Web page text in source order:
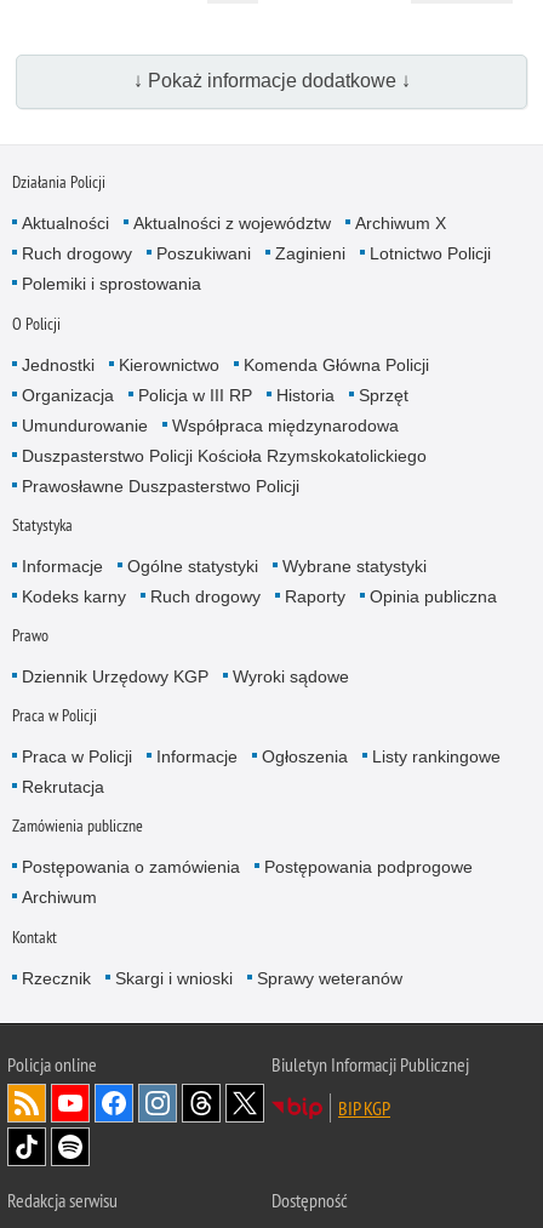
↓ Pokaż informacje dodatkowe ↓
Działania Policji
Aktualności Aktualności z województw
Archiwum X
Ruch drogowy
Poszukiwani Zaginieni
Lotnictwo Policji
Polemiki i sprostowania
O Policji
Jednostki Kierownictwo
Komenda Główna Policji
Organizacja
Policja w III RP Historia
Sprzęt
Umundurowanie
Współpraca międzynarodowa
Duszpasterstwo Policji Kościoła Rzymskokatolickiego
Prawosławne Duszpasterstwo Policji
Statystyka
Informacje Ogólne statystyki
Wybrane statystyki
Kodeks karny
Ruch drogowy Raporty Opinia publiczna
Prawo
Dziennik Urzędowy KGP Wyroki sądowe
Praca w Policji
Praca w Policji Informacje Ogłoszenia
Listy rankingowe
Rekrutacja
Zamówienia publiczne
Postępowania o zamówienia
Postępowania podprogowe
Archiwum
Kontakt
Rzecznik Skargi i wnioski Sprawy weteranów
Policjaonline
Biuletyn Informacji Publicznej
BIP KGP
Redakcja serwisu Dostępność